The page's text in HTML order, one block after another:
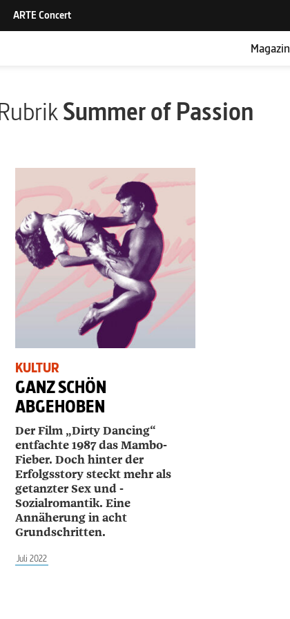
Magazin
Summer of Passion
KULTUR
GANZ SCHÖN
ABGEHOBEN
Der Film „Dirty Dancing“
entfachte 1987 das Mambo-
Fieber. Doch hinter der
Erfolgsstory steckt mehr als
getanzter Sex und ­
Sozialromantik. Eine
Annäherung in acht
Grundschritten.
Juli 2022